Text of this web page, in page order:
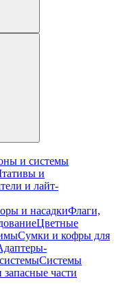
и системы
и
и лайт-
и насадкиФлаги,
Цветные
Сумки и кофры для
Системы
части